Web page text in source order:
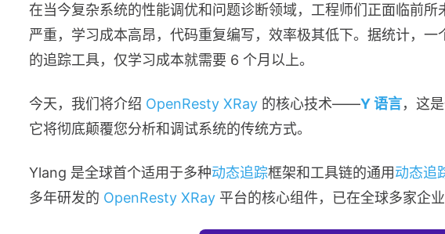
在当今复杂系统的性能调优和问题诊断领域，工程师们正面临前
严重，学习成本高昂，代码重复编写，效率极其低下。据统计，
的追踪工具，仅学习成本就需要 6 个月以上。
今天，我们将介绍 OpenResty XRay 的核心技术——Y 语言，这
它将彻底颠覆您分析和调试系统的传统方式。
Ylang 是全球首个适用于多种动态追踪框架和工具链的通用动态追
多年研发的 OpenResty XRay 平台的核心组件，已在全球多家企